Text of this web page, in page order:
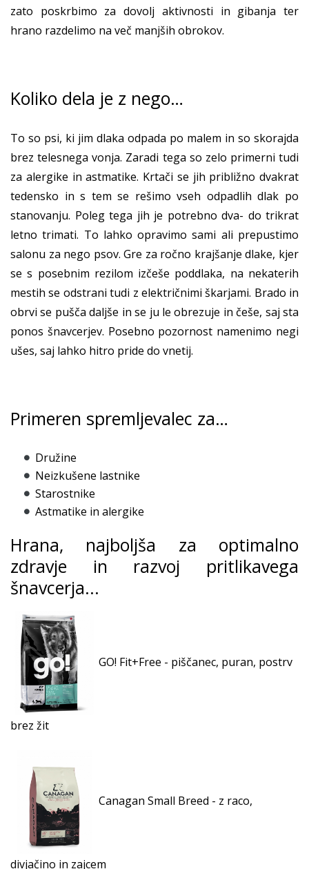
zato poskrbimo za dovolj aktivnosti in gibanja ter
hrano razdelimo na več manjših obrokov.
Koliko dela je z nego…
To so psi, ki jim dlaka odpada po malem in so skorajda
brez telesnega vonja. Zaradi tega so zelo primerni tudi
za alergike in astmatike. Krtači se jih približno dvakrat
tedensko in s tem se rešimo vseh odpadlih dlak po
stanovanju. Poleg tega jih je potrebno dva- do trikrat
letno trimati. To lahko opravimo sami ali prepustimo
salonu za nego psov. Gre za ročno krajšanje dlake, kjer
se s posebnim rezilom izčeše poddlaka, na nekaterih
mestih se odstrani tudi z električnimi škarjami. Brado in
obrvi se pušča daljše in se ju le obrezuje in češe, saj sta
ponos šnavcerjev. Posebno pozornost namenimo negi
ušes, saj lahko hitro pride do vnetij.
Primeren spremljevalec za…
Družine
Neizkušene lastnike
Starostnike
Astmatike in alergike
Hrana, najboljša za optimalno
zdravje in razvoj pritlikavega
šnavcerja...
GO! Fit+Free - piščanec, puran, postrv
brez žit
Canagan Small Breed - z raco,
divjačino in zajcem